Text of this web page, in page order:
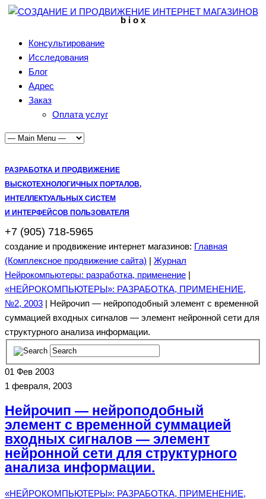
b i o x
Консультирование
Исследования
Блог
Адрес
Заказ
Оплата услуг
РАЗРАБОТКА И ПРОДВИЖЕНИЕ
ВЫСКОТЕХНОЛОГИЧНЫХ ПОРТАЛОВ,
ИНТЕЛЛЕКТУАЛЬНЫХ СИСТЕМ
И ИНТЕРФЕЙСОВ ПОЛЬЗОВАТЕЛЯ
+7 (905) 718-5965
создание и продвижение интернет магазинов: Главная
(Комплексное продвижение сайта) | Журнал
Нейрокомпьютеры: разработка, применение |
«НЕЙРОКОМПЬЮТЕРЫ»: РАЗРАБОТКА, ПРИМЕНЕНИЕ,
№2, 2003 | Нейрочип — нейроподобный элемент с временной
суммацией входных сигналов — элемент нейронной сети для
структурного анализа информации.
01 Фев 2003
1 февраля, 2003
Нейрочип — нейроподобный
элемент с временной суммацией
входных сигналов — элемент
нейронной сети для структурного
анализа информации.
«НЕЙРОКОМПЬЮТЕРЫ»: РАЗРАБОТКА, ПРИМЕНЕНИЕ,